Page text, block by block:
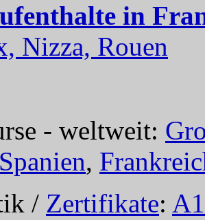
in
Nizza, Rouen
- weltweit:
Spanien,
/ Zertifikate: A1